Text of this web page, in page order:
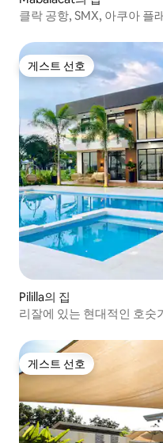
클락 공항, SMX, 아쿠아 플
게스트 선호
게스트 선호
Pililla의 집
리잘에 있는 현대적인 호숫
게스트 선호
게스트 선호